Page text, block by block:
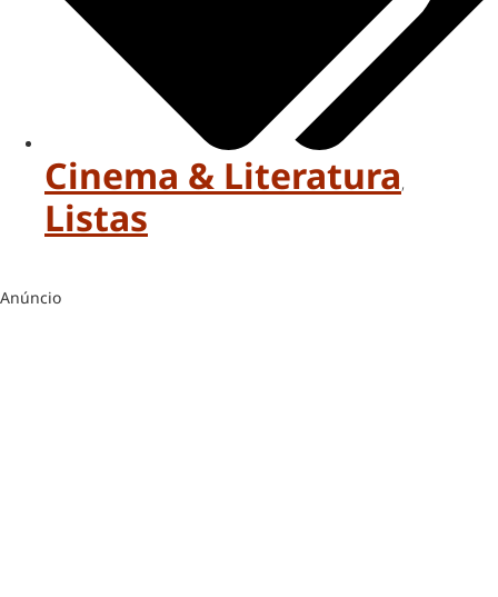
Cinema & Literatura,
Listas
Anúncio